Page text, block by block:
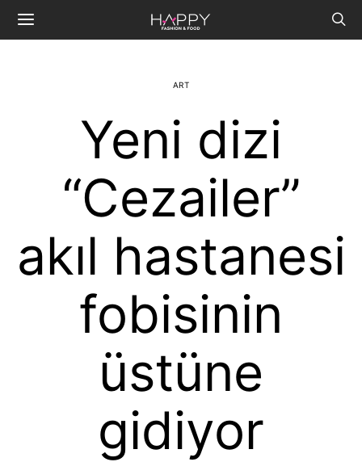
ART
Yeni dizi
“Cezailer”
akıl hastanesi
fobisinin
üstüne
gidiyor